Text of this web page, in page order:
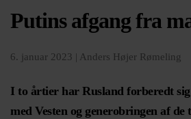
Putins afgang fra
6. januar 2023 | Anders Højer Rømeling
I to årtier har Rusland forberedt
med Vesten og generobringen af de